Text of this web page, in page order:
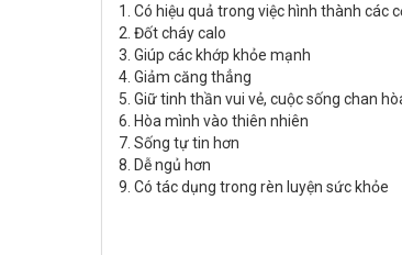
1. Có hiệu quả trong việc hình thành các
2. Đốt cháy calo
3. Giúp các khớp khỏe mạnh
4. Giảm căng thẳng
5. Giữ tinh thần vui vẻ, cuộc sống chan
6. Hòa mình vào thiên nhiên
7. Sống tự tin hơn
8. Dễ ngủ hơn
9. Có tác dụng trong rèn luyện sức khỏe